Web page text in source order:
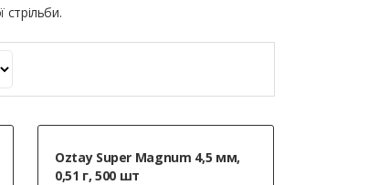
стрільби.
Oztay Super Magnum 4,5 мм,
0,51 г, 500 шт